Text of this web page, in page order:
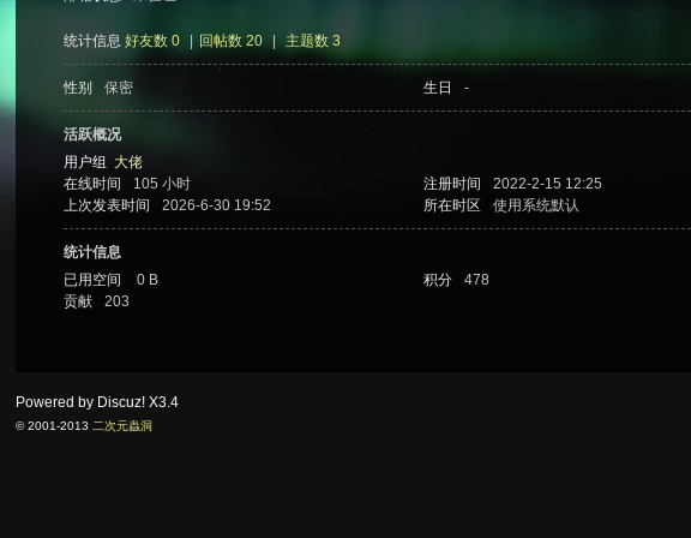
统计信息 好友数 0 回帖数 20 主题数 3
性别 保密 生日 -
活跃概况
用户组大佬
在线时间
105 小时 注册时间 2022-2-15 12:25
上次发表时间
2026-6-30 19:52 所在时区 使用系统默认
统计信息
已用空间
0 B 积分 478
贡献
203
Powered by Discuz!X3.4
© 2001-2013 二次元蟲洞